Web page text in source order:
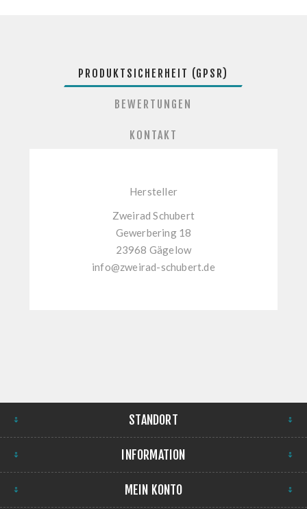
PRODUKTSICHERHEIT (GPSR)
BEWERTUNGEN
KONTAKT
Hersteller
Zweirad Schubert
Gewerbering 18
23968 Gägelow
info@zweirad-schubert.de
STANDORT
INFORMATION
MEIN KONTO